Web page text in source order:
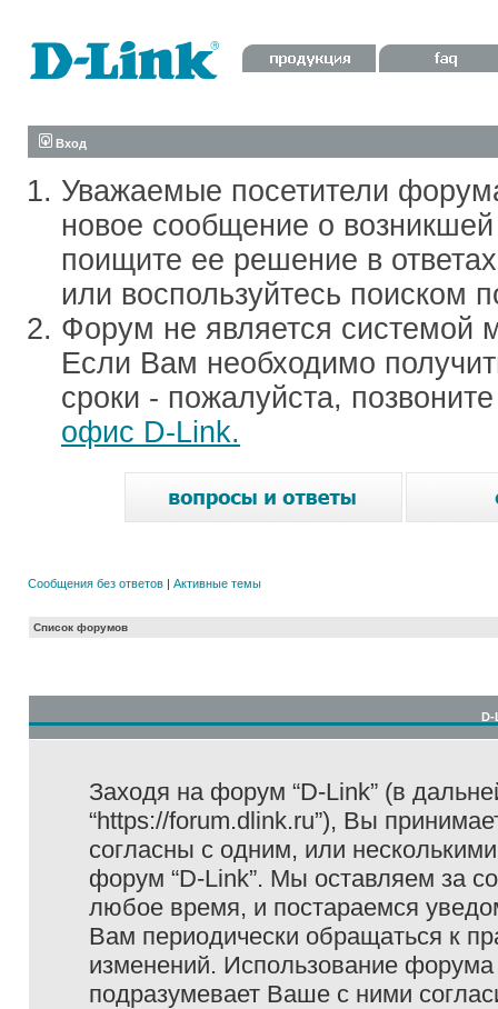
Вход
Уважаемые посетители
новое сообщение о
поищите ее решение в
или воспользуйтесь поиском
Форум не является системой
Если Вам необходимо
сроки - пожалуйста,
офис D-Link.
Сообщения без ответов | Активные темы
Список форумов
D-
Заходя на форум “D-Link” (в
“https://forum.dlink.ru”), Вы
согласны с одним, или
форум “D-Link”. Мы оставляем за
любое время, и постараемся
Вам периодически обращаться к
изменений. Использование
подразумевает Ваше с ними